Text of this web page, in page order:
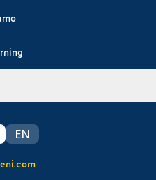
EN
eni.com
Quando pensiamo
affascinanti, come i